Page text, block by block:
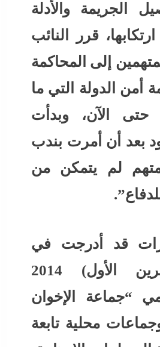
الجريمة والأدلة
قرر النائب
إلى المحاكمة
أمن الدولة التي ما
حتى الآن، وبدأت
بعد أن أمرت بندب
لم يتمكن من
قد أدرجت في
أكتوبر (تشرين الأول) 2014
“جماعة الإخوان
محلية تابعة